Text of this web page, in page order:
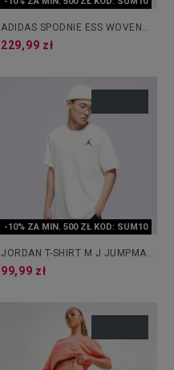
ADIDAS SPODNIE ESS WOVEN
CARGO
229,99 zł
-10% ZA MIN. 500 ZŁ KOD: SUM10
JORDAN T-SHIRT M J JUMPMAN
EMB SS CREW
99,99 zł